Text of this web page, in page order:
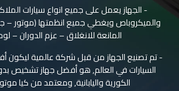
- الجهاز يعمل على جميع انواع سيارات
والميكروباص ويغطي جميع انظمتها (موتور –
المانعة للانغلاق – عزم الدوران –
- تم تصنيع الجهاز من قبل شركة عالمية
السيارات في العالم, هو أفضل جهاز تشخيص
الكورية واليابانية, ومعتمد من كيا